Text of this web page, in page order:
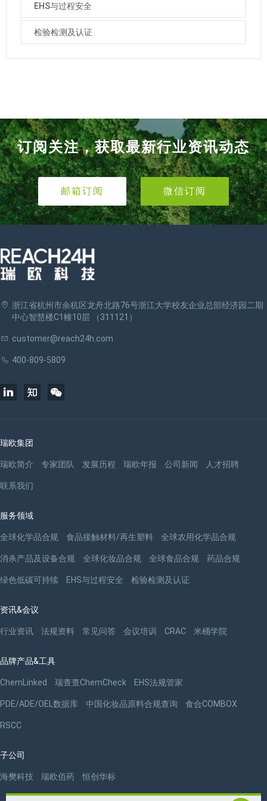
EHS与过程安全
检验检测及认证
订阅关注，获取最新行业资讯动态
邮箱订阅 微信订阅
浙江省杭州市余杭区龙舟北路76号浙江大学校友企业总部经济园二期
中心智慧楼C1幢10层 （311121）
customer@reach24h.com
400-809-5809
瑞欧集团
瑞欧简介 专家团队 发展历程 瑞欧年报 公司新闻 人才招聘
联系我们
服务领域
全球化学品合规 食品接触材料/再生塑料 全球农用化学品合规
消杀产品及设备合规 全球化妆品合规 全球食品合规 药品合规
绿色低碳可持续 EHS与过程安全 检验检测及认证
资讯&会议
行业资讯 法规资料 常见问答 会议培训 CRAC 米桶学院
品牌产品&工具
ChemLinked 瑞查查ChemCheck EHS法规管家
PDE/ADE/OEL数据库 中国化妆品原料合规查询 食合COMBOX
RSCC
子公司
海樊科技 瑞欧佰药 恒创华标